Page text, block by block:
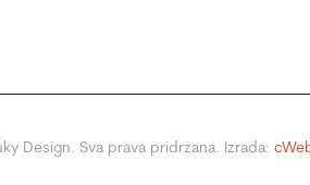
Design. Sva prava pridržana. Izrada: